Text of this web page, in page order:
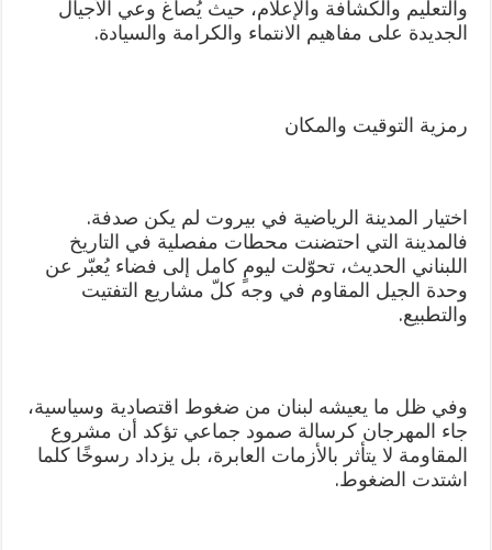
والتعليم والكشافة والإعلام، حيث يُصاغ وعي الأجيال
الجديدة على مفاهيم الانتماء والكرامة والسيادة.
رمزية التوقيت والمكان
اختيار المدينة الرياضية في بيروت لم يكن صدفة.
فالمدينة التي احتضنت محطات مفصلية في التاريخ
اللبناني الحديث، تحوّلت ليومٍ كامل إلى فضاء يُعبّر عن
وحدة الجيل المقاوم في وجه كلّ مشاريع التفتيت
والتطبيع.
وفي ظل ما يعيشه لبنان من ضغوط اقتصادية وسياسية،
جاء المهرجان كرسالة صمود جماعي تؤكد أن مشروع
المقاومة لا يتأثر بالأزمات العابرة، بل يزداد رسوخًا كلما
اشتدت الضغوط.